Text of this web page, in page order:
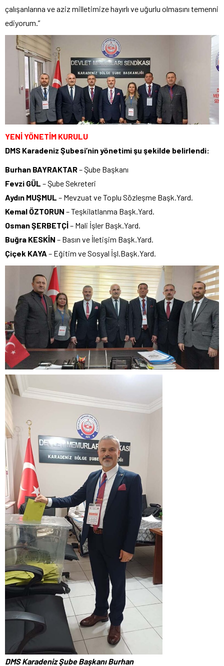
çalışanlarına ve aziz milletimize hayırlı ve uğurlu olmasını temenni
ediyorum.”
YENİ YÖNETİM KURULU
DMS Karadeniz Şubesi’nin yönetimi şu şekilde belirlendi:
Burhan BAYRAKTAR– Şube Başkanı
Fevzi GÜL – Şube Sekreteri
Aydın MUŞMUL – Mevzuat ve Toplu Sözleşme Başk.Yard.
Kemal ÖZTORUN – Teşkilatlanma Başk.Yard.
Osman ŞERBETÇİ– Mali İşler Başk.Yard.
Buğra KESKİN – Basın ve İletişim Başk.Yard.
Çiçek KAYA – Eğitim ve Sosyal İşl.Başk.Yard.
DMS Karadeniz Şube Başkanı Burhan